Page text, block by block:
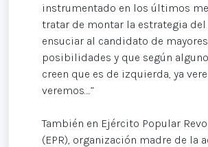
instrumentado en los últimos
tratar de montar la estrategia
ensuciar al candidato de mayores
posibilidades y que según
creen que es de izquierda, ya
veremos….”
También en Ejército Popular
(EPR), organización madre de la